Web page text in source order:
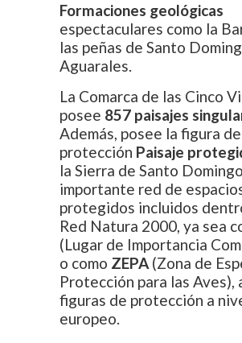
Formaciones geológicas
espectaculares como la
las peñas de Santo
Aguarales.
La Comarca de las Cinco
posee 857 paisajes
Además, posee la figura de
protección Paisaje
la Sierra de Santo
importante red de
protegidos incluidos
Red Natura 2000, ya sea
(Lugar de Importancia
o como ZEPA (Zona de
Protección para las Aves),
figuras de protección a
europeo.